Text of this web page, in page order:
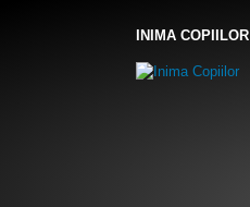
INIMA COPIILOR